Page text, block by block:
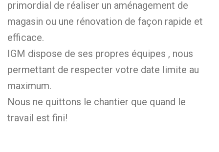
primordial de réaliser un aménagement de
magasin ou une rénovation de façon rapide et
efficace.
IGM dispose de ses propres équipes , nous
permettant de respecter votre date limite au
maximum.
Nous ne quittons le chantier que quand le
travail est fini!